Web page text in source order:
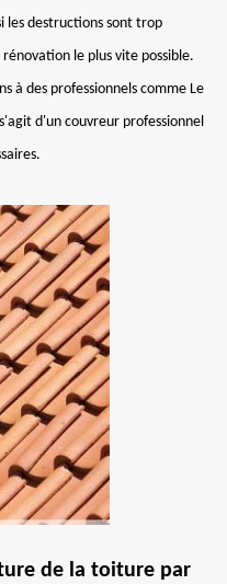
les destructions sont trop
le plus vite possible.
à des professionnels comme Le
d'un couvreur professionnel
de la toiture par